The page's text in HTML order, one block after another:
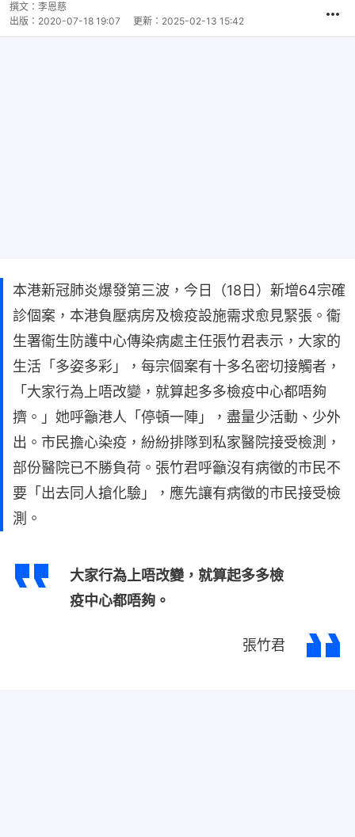
撰文： 李恩慈
出版： 2020-07-18 19:07 更新： 2025-02-13 15:42
本港新冠肺炎爆發第三波，今日（18日）新增64宗確
診個案，本港負壓病房及檢疫設施需求愈見緊張。衞
生署衞生防護中心傳染病處主任張竹君表示，大家的
生活「多姿多彩」，每宗個案有十多名密切接觸者，
「大家行為上唔改變，就算起多多檢疫中心都唔夠
擠。」她呼籲港人「停頓一陣」，盡量少活動、少外
出。市民擔心染疫，紛紛排隊到私家醫院接受檢測，
部份醫院已不勝負荷。張竹君呼籲沒有病徵的市民不
要「出去同人搶化驗」，應先讓有病徵的市民接受檢
測。
大家行為上唔改變，就算起多多檢
疫中心都唔夠。
張竹君